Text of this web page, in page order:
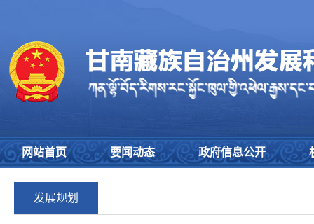
网站首页 要闻动态 政府信息公开
发展规划